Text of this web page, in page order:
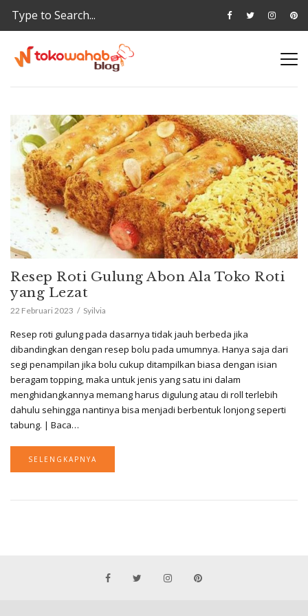
Resep Roti Gulung Abon Ala Toko Roti
yang Lezat
22 Februari 2023 Syilvia
Resep roti gulung pada dasarnya tidak jauh berbeda jika
dibandingkan dengan resep bolu pada umumnya. Hanya saja dari
segi penampilan jika bolu cukup ditampilkan biasa dengan isian
beragam topping, maka untuk jenis yang satu ini dalam
menghidangkannya memang harus digulung atau di roll terlebih
dahulu sehingga nantinya bisa menjadi berbentuk lonjong seperti
tabung. | Baca…
SELENGKAPNYA